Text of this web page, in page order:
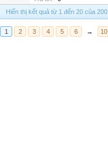
Hiển thị kết quả từ 1 đến 20 của 200
1 2 3 4 5 6 → 10